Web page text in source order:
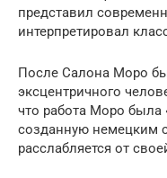
представил
интерпретировал
После Салона Моро
эксцентричного
что работа Моро была
созданную немецким
расслабляется от